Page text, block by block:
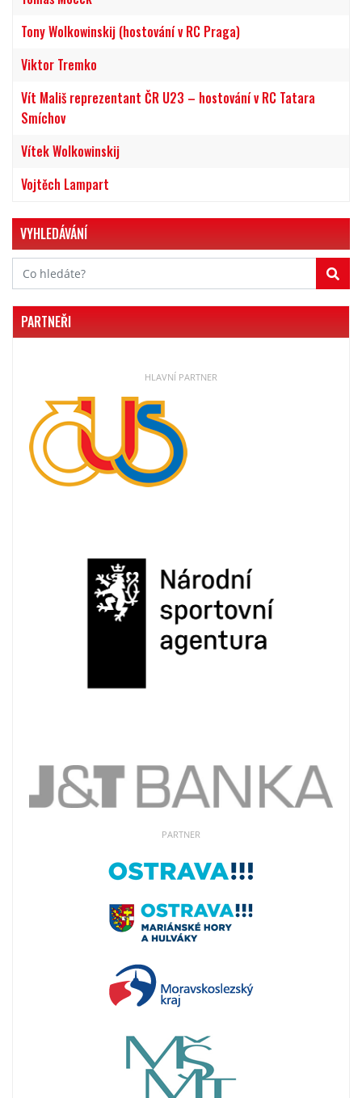
PARTNEŘI
HLAVNÍ PARTNER
PARTNER
Tony Wolkowinskij (hostování v RC Praga)
Viktor Tremko
Vít Mališ reprezentant ČR U23 – hostování v RC Tatara
Smíchov
Vítek Wolkowinskij
Vojtěch Lampart
VYHLEDÁVÁNÍ